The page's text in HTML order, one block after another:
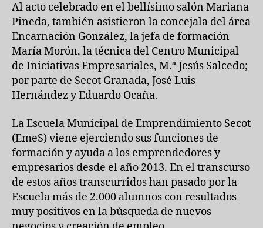
Al acto celebrado en el bellísimo salón Mariana
Pineda, también asistieron la concejala del área
Encarnación González, la jefa de formación
María Morón, la técnica del Centro Municipal
de Iniciativas Empresariales, M.ª Jesús Salcedo;
por parte de Secot Granada, José Luis
Hernández y Eduardo Ocaña.
La Escuela Municipal de Emprendimiento Secot
(EmeS) viene ejerciendo sus funciones de
formación y ayuda a los emprendedores y
empresarios desde el año 2013. En el transcurso
de estos años transcurridos han pasado por la
Escuela más de 2.000 alumnos con resultados
muy positivos en la búsqueda de nuevos